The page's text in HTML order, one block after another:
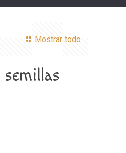
Mostrar todo